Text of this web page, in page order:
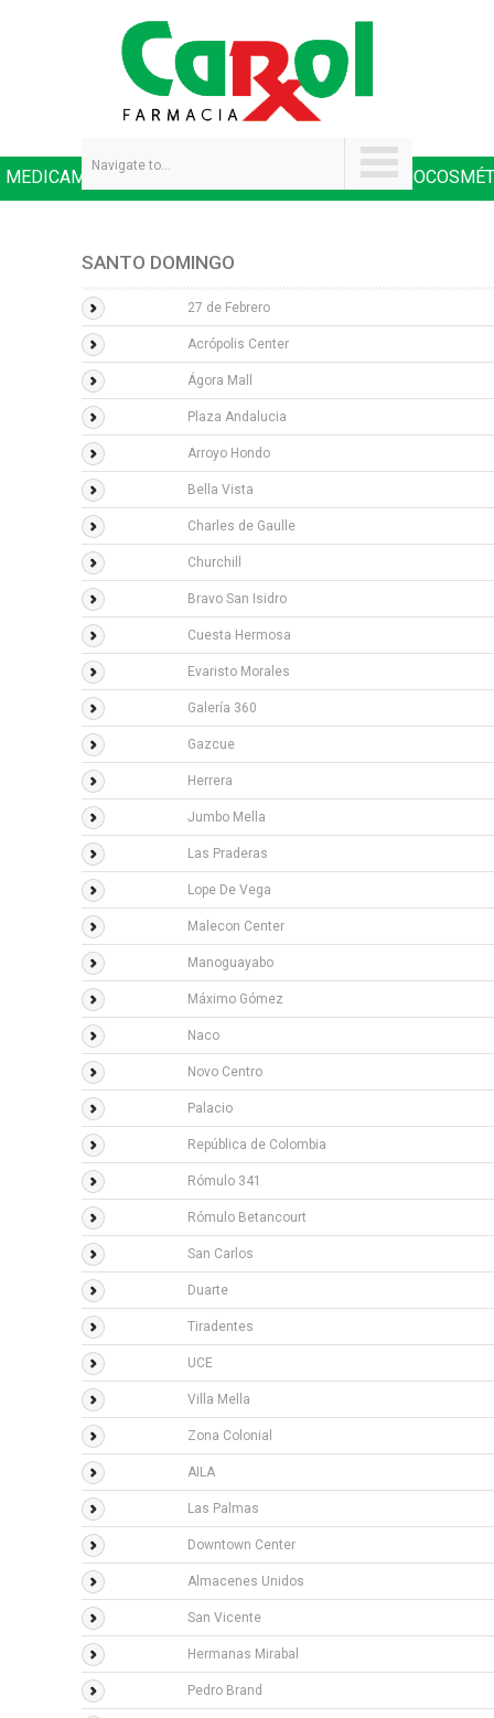
Navigate to...
MEDICAMENTOS
SANTO DOMINGO
27 de Febrero
Acrópolis Center
Ágora Mall
Plaza Andalucia
Arroyo Hondo
Bella Vista
Charles de Gaulle
Churchill
Bravo San Isidro
Cuesta Hermosa
Evaristo Morales
Galería 360
Gazcue
Herrera
Jumbo Mella
Las Praderas
Lope De Vega
Malecon Center
Manoguayabo
Máximo Gómez
Naco
Novo Centro
Palacio
República de Colombia
Rómulo 341
Rómulo Betancourt
San Carlos
Duarte
Tiradentes
UCE
Villa Mella
Zona Colonial
AILA
Las Palmas
Downtown Center
Almacenes Unidos
San Vicente
Hermanas Mirabal
Pedro Brand